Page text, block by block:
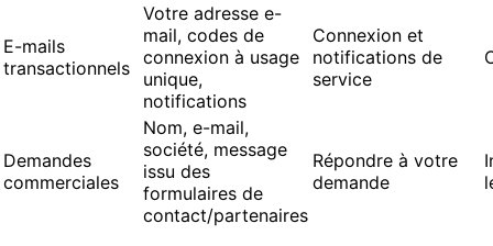
E-mails
transactionnels
Votre adresse e-
mail, codes de
connexion à usage
unique,
notifications
Connexion et
notifications de
service
Demandes
commerciales
Nom, e-mail,
société, message
issu des
formulaires de
contact/partenaires
Répondre à votre
demande